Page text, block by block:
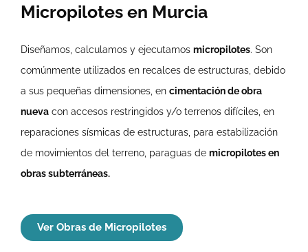
Micropilotes en Murcia
Diseñamos, calculamos y ejecutamos micropilotes. Son
comúnmente utilizados en recalces de estructuras, debido
a sus pequeñas dimensiones, en cimentación de obra
nueva con accesos restringidos y/o terrenos difíciles, en
reparaciones sísmicas de estructuras, para estabilización
de movimientos del terreno, paraguas de micropilotes en
obras subterráneas.
Ver Obras de Micropilotes